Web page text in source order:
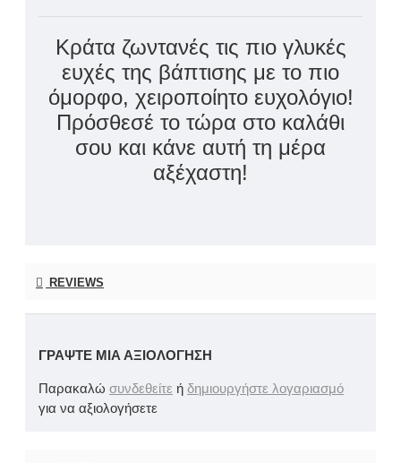
Κράτα ζωντανές τις πιο γλυκές
ευχές της βάπτισης με το πιο
όμορφο, χειροποίητο ευχολόγιο!
Πρόσθεσέ το τώρα στο καλάθι
σου και κάνε αυτή τη μέρα
αξέχαστη!
REVIEWS
ΓΡΆΨΤΕ ΜΙΑ ΑΞΙΟΛΌΓΗΣΗ
Παρακαλώ συνδεθείτε ή δημιουργήστε λογαριασμό
για να αξιολογήσετε